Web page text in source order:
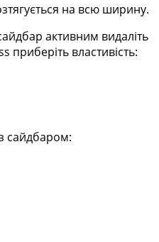
на всю ширину.
активним видаліть
приберіть властивість:
сайдбаром: